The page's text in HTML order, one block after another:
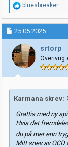
R
e
a
k
s
j
o
n
e
r
bluesbreaker
25.05.2025
srtorp
Overivrig
Karmana skrev:
Grattis med ny
Hvis det
du på mer enn
Mitt snev av